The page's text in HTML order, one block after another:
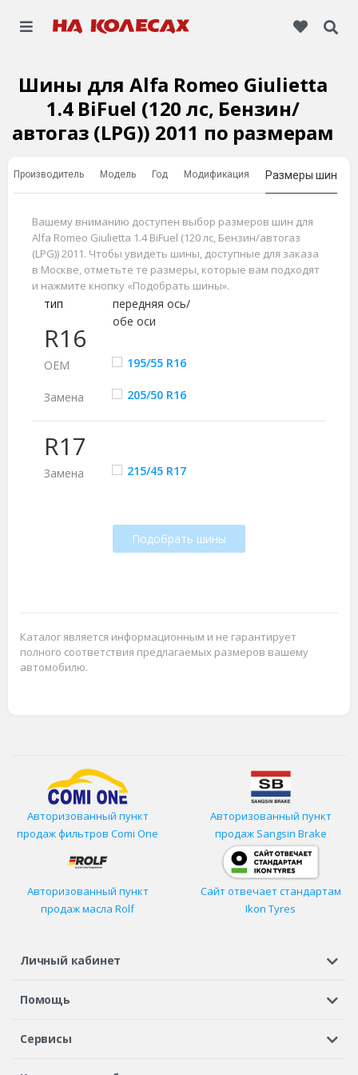
Шины для Alfa Romeo Giulietta
1.4 BiFuel (120 лс, Бензин/
автогаз (LPG)) 2011 по размерам
Производитель Модель Год Модификация Размеры шин
Вашему вниманию доступен выбор размеров шин для
Alfa Romeo Giulietta 1.4 BiFuel (120 лс, Бензин/автогаз
(LPG)) 2011. Чтобы увидеть шины, доступные для заказа
в Москве, отметьте те размеры, которые вам подходят
и нажмите кнопку «Подобрать шины».
R16
тип
передняя ось/
обе оси
ОЕМ 195/55 R16
Замена 205/50 R16
R17
Замена 215/45 R17
Подобрать шины
Каталог является информационным и не гарантирует
полного соответствия предлагаемых размеров вашему
автомобилю.
Авторизованный пункт
продаж фильтров Comi One
Авторизованный пункт
продаж Sangsin Brake
Авторизованный пункт
продаж масла Rolf
Сайт отвечает стандартам
Ikon Tyres
Личный кабинет
Регистрация или вход
Помощь
Шины в кредит
Сервисы